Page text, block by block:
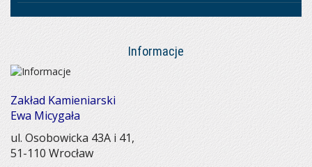
Informacje
Zakład Kamieniarski
Ewa Micygała
ul. Osobowicka 43A i 41,
51-110 Wrocław